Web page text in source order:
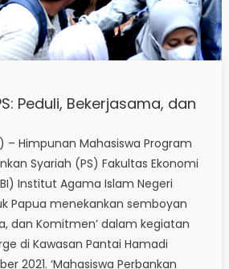
Peduli, Bekerjasama, dan
Himpunan Mahasiswa Program
Syariah (PS) Fakultas Ekonomi
Institut Agama Islam Negeri
Papua menekankan semboyan
dan Komitmen’ dalam kegiatan
di Kawasan Pantai Hamadi
2021. ‘Mahasiswa Perbankan